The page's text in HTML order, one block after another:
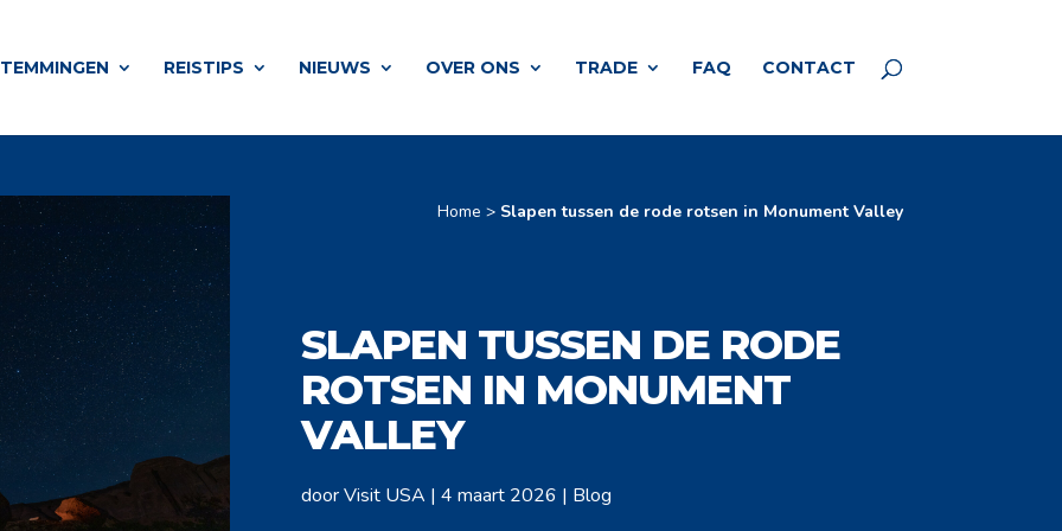
REISTIPS NIEUWS OVER ONS TRADE FAQ CONTACT
Home > Slapen tussen de rode rotsen in Monument Valley
SLAPEN TUSSEN DE RODE
ROTSEN IN MONUMENT
VALLEY
doorVisit USA | 4 maart 2026 | Blog